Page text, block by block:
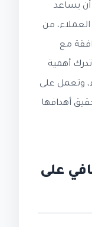
يساعد
من
مع
أهمية
وتعمل على
أهدافها
على